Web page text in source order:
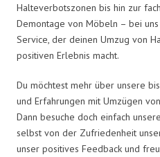
Halteverbotszonen bis hin zur
Demontage von Möbeln – bei
Service, der deinen Umzug von
positiven Erlebnis macht.
Du möchtest mehr über unsere
und Erfahrungen mit Umzügen
Dann besuche doch einfach
selbst von der Zufriedenheit
unser positives Feedback und